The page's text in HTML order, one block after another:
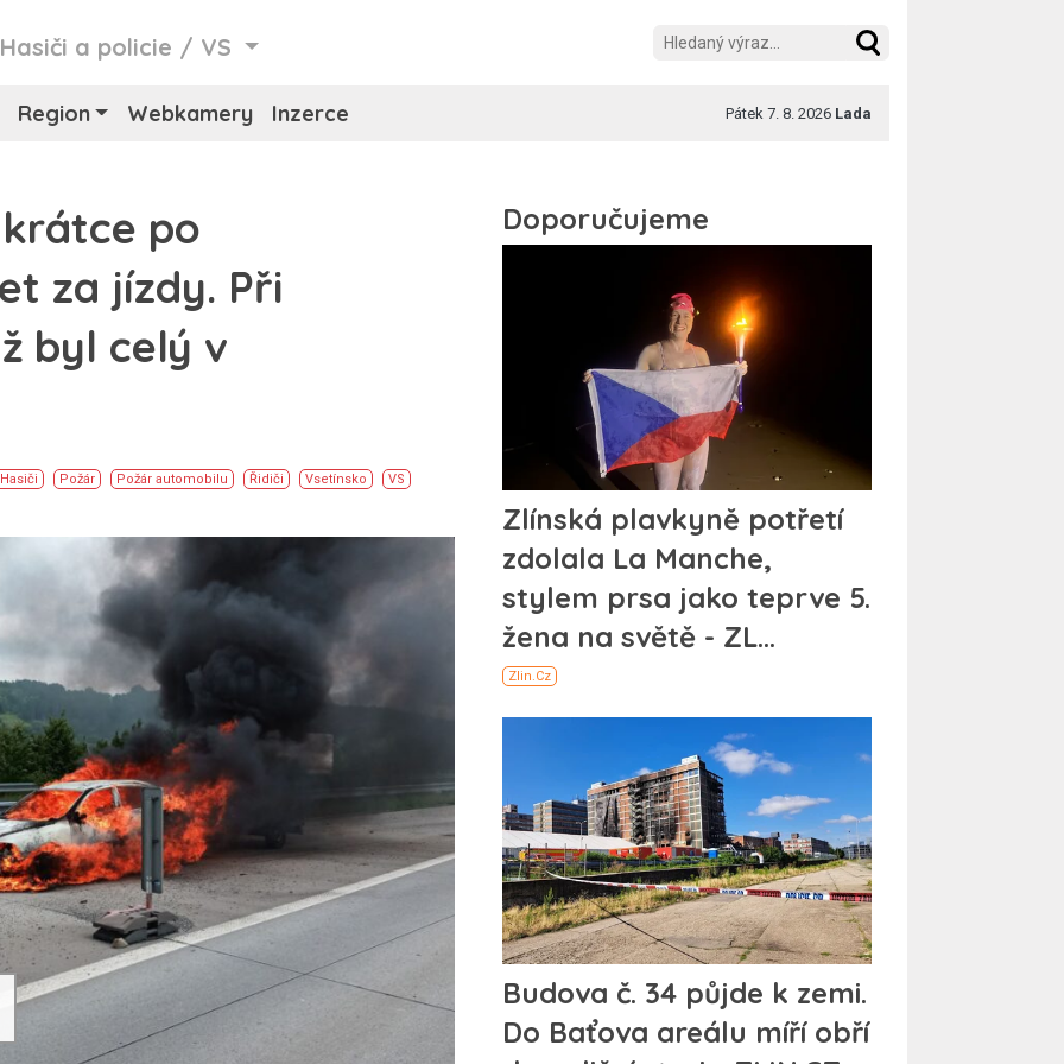
Hasiči a policie / VS
Region Webkamery Inzerce Pátek 7. 8. 2026 Lada
po
za jízdy. Při
byl celý v
Hasiči Požár Požár automobilu Řidiči Vsetínsko VS